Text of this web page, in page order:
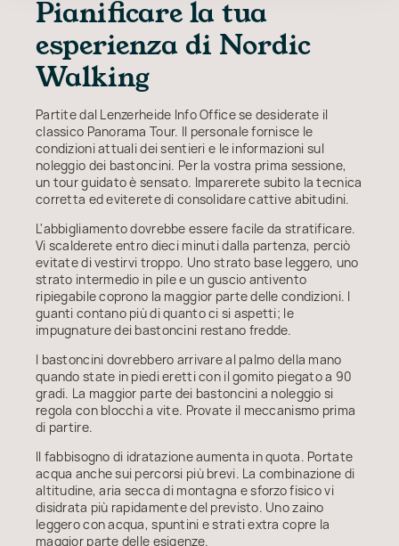
Pianificare la tua
esperienza di Nordic
Walking
Partite dal Lenzerheide Info Office se desiderate il
classico Panorama Tour. Il personale fornisce le
condizioni attuali dei sentieri e le informazioni sul
noleggio dei bastoncini. Per la vostra prima sessione,
un tour guidato è sensato. Imparerete subito la tecnica
corretta ed eviterete di consolidare cattive abitudini.
L'abbigliamento dovrebbe essere facile da stratificare.
Vi scalderete entro dieci minuti dalla partenza, perciò
evitate di vestirvi troppo. Uno strato base leggero, uno
strato intermedio in pile e un guscio antivento
ripiegabile coprono la maggior parte delle condizioni. I
guanti contano più di quanto ci si aspetti; le
impugnature dei bastoncini restano fredde.
I bastoncini dovrebbero arrivare al palmo della mano
quando state in piedi eretti con il gomito piegato a 90
gradi. La maggior parte dei bastoncini a noleggio si
regola con blocchi a vite. Provate il meccanismo prima
di partire.
Il fabbisogno di idratazione aumenta in quota. Portate
acqua anche sui percorsi più brevi. La combinazione di
altitudine, aria secca di montagna e sforzo fisico vi
disidrata più rapidamente del previsto. Uno zaino
leggero con acqua, spuntini e strati extra copre la
maggior parte delle esigenze.